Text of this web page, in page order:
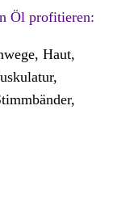
Öl profitieren:
Haut,